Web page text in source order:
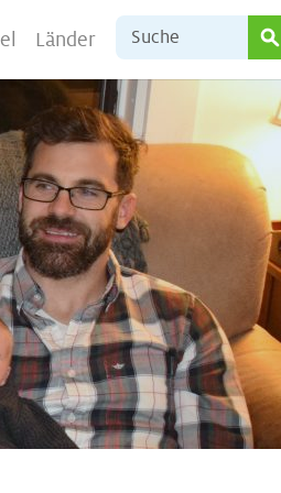
Länder